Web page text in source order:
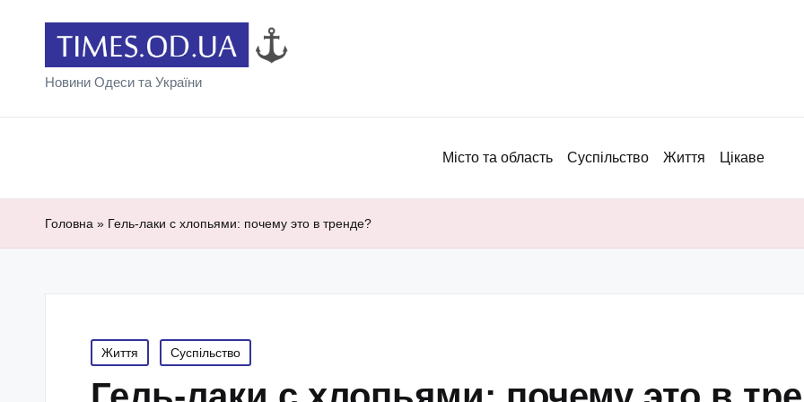
Новини Одеси та України
Місто та область Суспільство Життя Цікаве
Головна » Гель-лаки с хлопьями: почему это в тренде?
Posted
in
Життя Суспільство